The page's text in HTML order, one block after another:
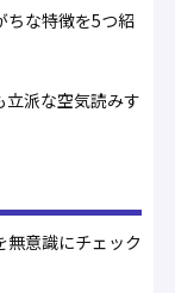
ちな特徴を5つ紹
立派な空気読みす
無意識にチェック